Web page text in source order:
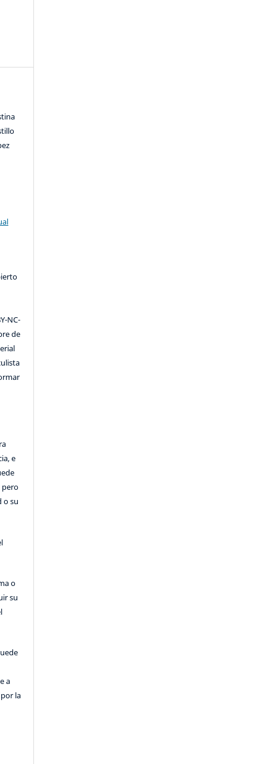
NC-
de
e
pero
o su
o
su
a
la